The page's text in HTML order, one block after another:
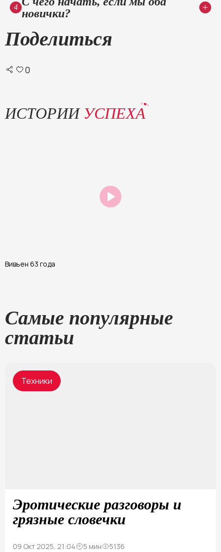
4 новички?
Поделиться
0
ИСТОРИИ УСПЕХА
Вивьен 63 года
Самые популярные
статьи
Техники
Эротические разговоры и
грязные словечки
09 Окт 2025, 21:04 5 мин 5136